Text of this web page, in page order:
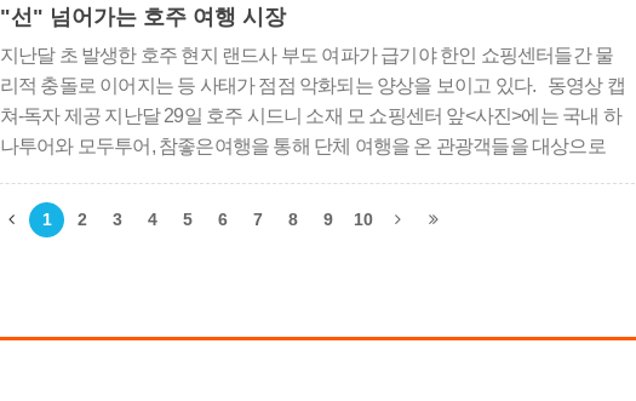
부장인 염경수 상무를 위원장으로 임명했다. 앞으로 염 비대위
본부장 역할을 겸직 수행하게 된다...
"선" 넘어가는 호주 여행 시장
지난달 초 발생한 호주 현지 랜드사 부도 여파가 급기야 한인 쇼핑센터들간 물
리적 충돌로 이어지는 등 사태가 점점 악화되는 양상을 보이고 있다. 동영상 캡
쳐-독자 제공 지난달 29일 호주 시드니 소재 모 쇼핑센터 앞<사진>에는 국내 하
나투어와 모두투어, 참좋은여행을 통해 단체 여행을 온 관광객들을 대상으로
전해졌다. 본지가 입수한 호소문 내용에 따르면, 단체..
1 2 3 4 5 6 7 8 9 10